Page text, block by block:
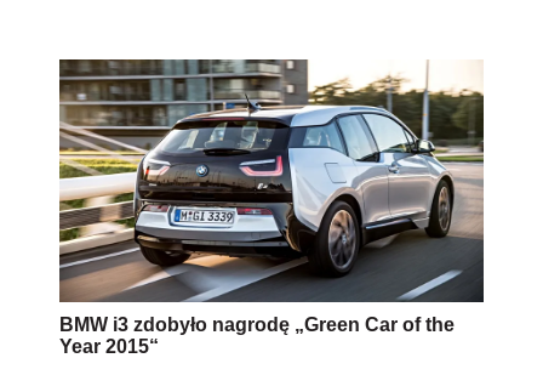
BMW i3 zdobyło nagrodę „Green Car of the
Year 2015“